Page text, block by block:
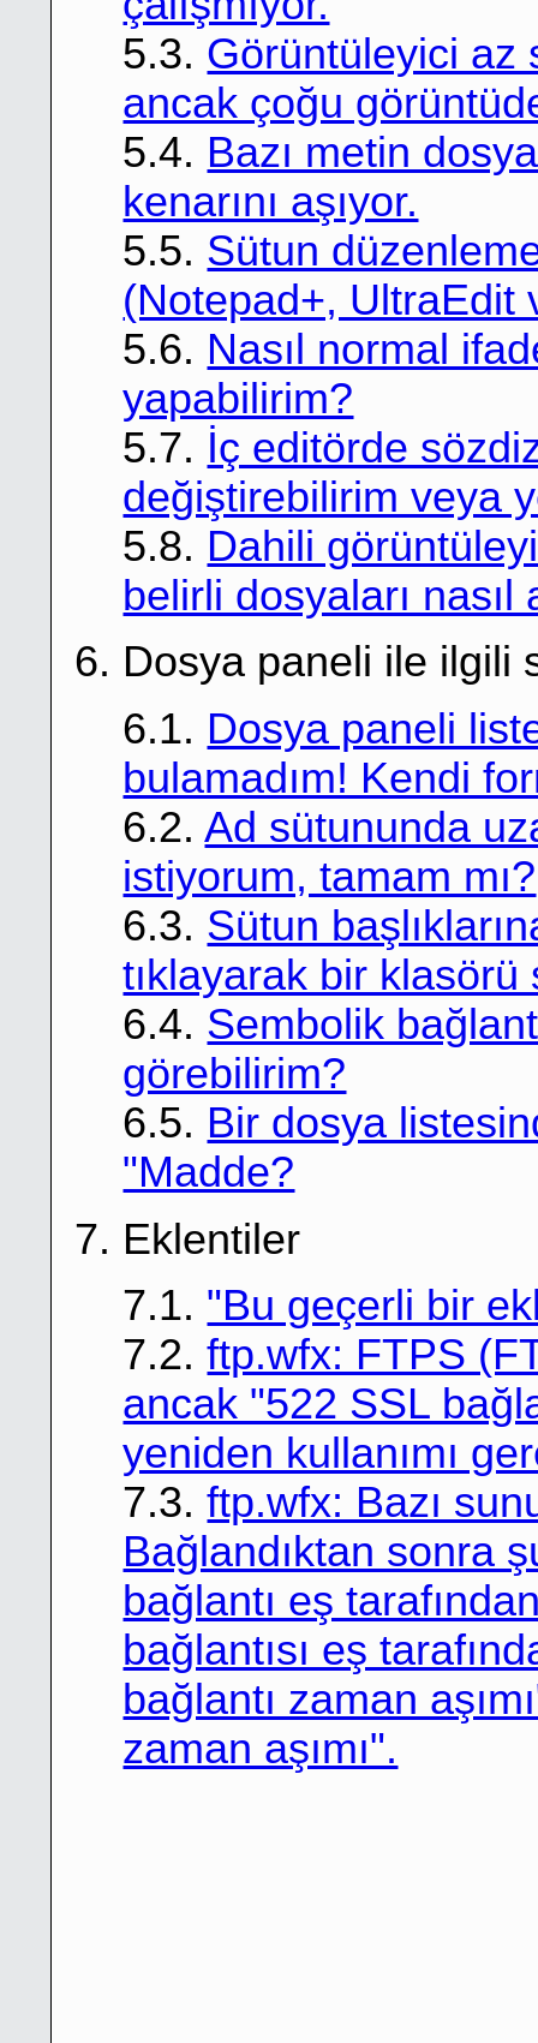
5.3. Görüntüleyici az
ancak çoğu
5.4. Bazı metin
kenarını aşıyor.
5.5. Sütun
(Notepad+, UltraEdit
5.6. Nasıl normal
yapabilirim?
5.7. İç editörde
değiştirebilirim veya
5.8. Dahili
belirli dosyaları nasıl
6. Dosya paneli ile ilgili
6.1. Dosya paneli
bulamadım! Kendi
6.2.Ad sütununda
istiyorum, tamam mı?
6.3. Sütun
tıklayarak bir klasörü
6.4. Sembolik
görebilirim?
6.5. Bir dosya
"Madde?
7. Eklentiler
7.1. "Bu geçerli bir
7.2.ftp.wfx: FTPS
ancak "522 SSL
yeniden kullanımı
7.3.ftp.wfx: Bazı
Bağlandıktan sonra
bağlantı eş
bağlantısı eş
bağlantı zaman
zaman aşımı".